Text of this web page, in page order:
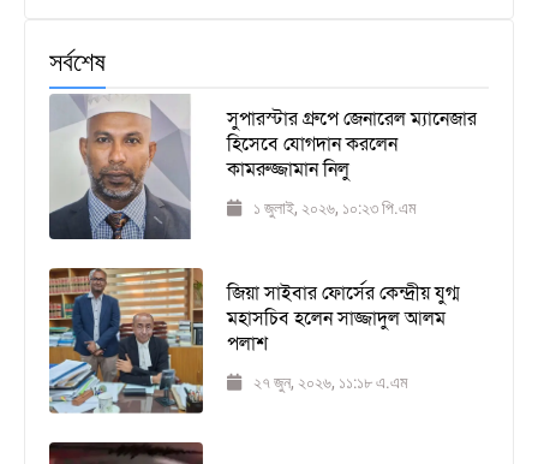
সর্বশেষ
সুপারস্টার গ্রুপে জেনারেল ম্যানেজার
হিসেবে যোগদান করলেন
কামরুজ্জামান নিলু
১ জুলাই, ২০২৬, ১০:২৩ পি.এম
জিয়া সাইবার ফোর্সের কেন্দ্রীয় যুগ্ম
মহাসচিব হলেন সাজ্জাদুল আলম
পলাশ
২৭ জুন, ২০২৬, ১১:১৮ এ.এম